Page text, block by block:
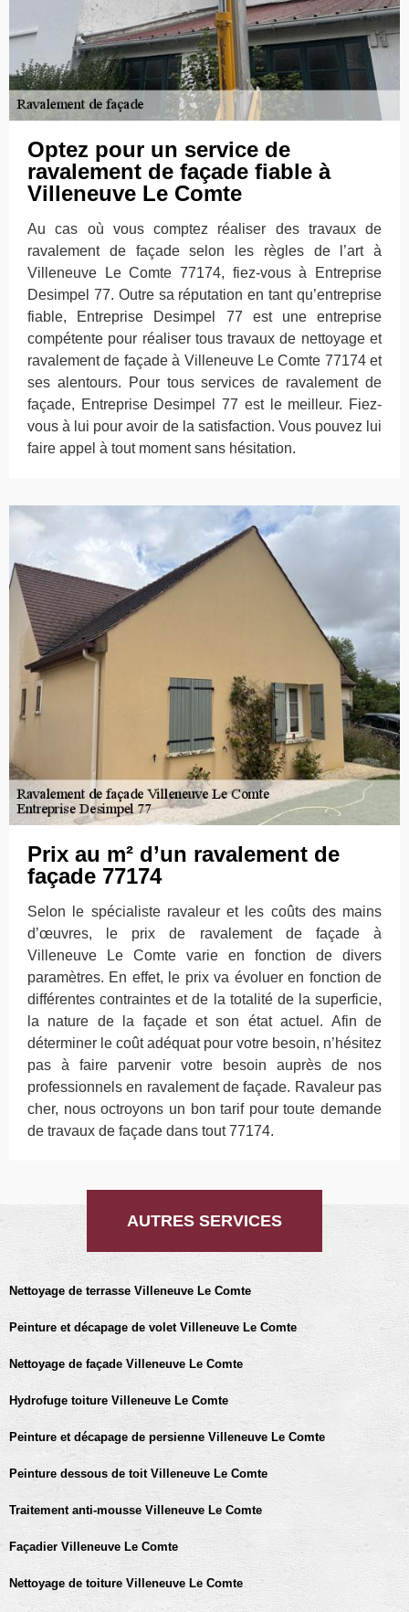
Optez pour un service de
ravalement de façade fiable à
Villeneuve Le Comte
Au cas où vous comptez réaliser des travaux de
ravalement de façade selon les règles de l’art à
Villeneuve Le Comte 77174, fiez-vous à Entreprise
Desimpel 77. Outre sa réputation en tant qu’entreprise
fiable, Entreprise Desimpel 77 est une entreprise
compétente pour réaliser tous travaux de nettoyage et
ravalement de façade à Villeneuve Le Comte 77174 et
ses alentours. Pour tous services de ravalement de
façade, Entreprise Desimpel 77 est le meilleur. Fiez-
vous à lui pour avoir de la satisfaction. Vous pouvez lui
faire appel à tout moment sans hésitation.
Prix au m² d’un ravalement de
façade 77174
Selon le spécialiste ravaleur et les coûts des mains
d’œuvres, le prix de ravalement de façade à
Villeneuve Le Comte varie en fonction de divers
paramètres. En effet, le prix va évoluer en fonction de
différentes contraintes et de la totalité de la superficie,
la nature de la façade et son état actuel. Afin de
déterminer le coût adéquat pour votre besoin, n’hésitez
pas à faire parvenir votre besoin auprès de nos
professionnels en ravalement de façade. Ravaleur pas
cher, nous octroyons un bon tarif pour toute demande
de travaux de façade dans tout 77174.
AUTRES SERVICES
Nettoyage de terrasse Villeneuve Le Comte
Peinture et décapage de volet Villeneuve Le Comte
Nettoyage de façade Villeneuve Le Comte
Hydrofuge toiture Villeneuve Le Comte
Peinture et décapage de persienne Villeneuve Le Comte
Peinture dessous de toit Villeneuve Le Comte
Traitement anti-mousse Villeneuve Le Comte
Façadier Villeneuve Le Comte
Nettoyage de toiture Villeneuve Le Comte